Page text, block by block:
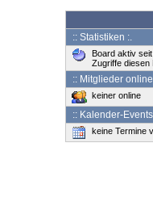
:: Statistiken :.
Board aktiv seit
Zugriffe diesen
:: Mitglieder
keiner online
:: Kalender-
keine Termine